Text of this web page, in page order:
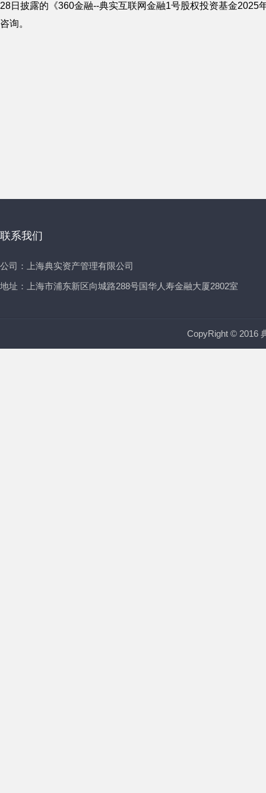
28日披露的《360金融--典实互联网金融1号股权投资基金
咨询。
联系我们
公司：上海典实资产管理有限公司
地址：上海市浦东新区向城路288号国华人寿金融大厦2802室
CopyRight © 2016